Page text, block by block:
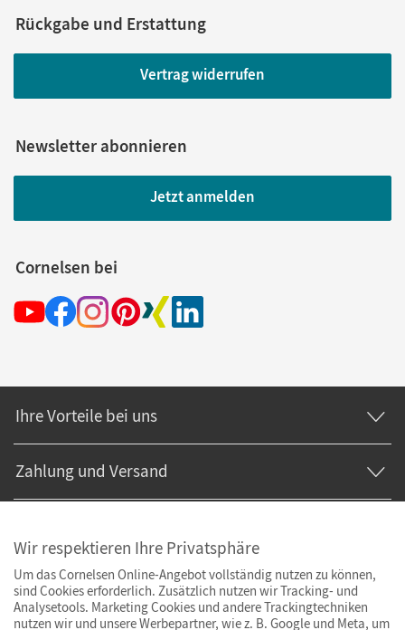
Rückgabe und Erstattung
Vertrag widerrufen
Newsletter abonnieren
Jetzt anmelden
Cornelsen bei
Ihre Vorteile bei uns
Zahlung und Versand
Wir respektieren Ihre Privatsphäre
Um das Cornelsen Online-Angebot vollständig nutzen zu können,
sind Cookies erforderlich. Zusätzlich nutzen wir Tracking- und
Analysetools. Marketing Cookies und andere Trackingtechniken
nutzen wir und unsere Werbepartner, wie z. B. Google und Meta, um